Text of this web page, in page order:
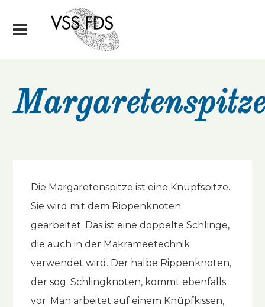
Die Margaretenspitze ist eine Knüpfspitze.
Sie wird mit dem Rippenknoten
gearbeitet. Das ist eine doppelte Schlinge,
die auch in der Makrameetechnik
verwendet wird. Der halbe Rippenknoten,
der sog. Schlingknoten, kommt ebenfalls
vor. Man arbeitet auf einem Knüpfkissen,